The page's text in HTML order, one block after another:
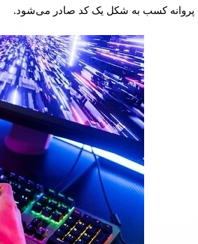
پروانه کسب به شکل یک کد صادر می‌شود.